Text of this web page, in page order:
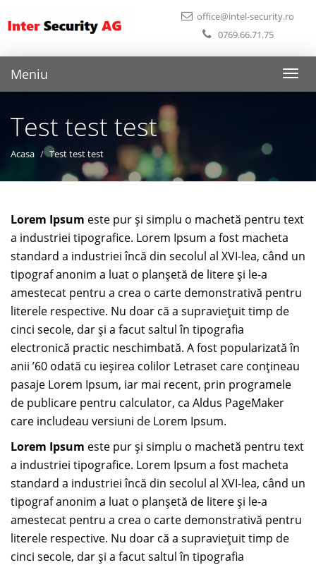
office@intel-security.ro
0769.66.71.75
Toggle
Meniu
Test test test
Acasa Test test test
Lorem Ipsum este pur şi simplu o machetă pentru text
a industriei tipografice. Lorem Ipsum a fost macheta
standard a industriei încă din secolul al XVI-lea, când un
tipograf anonim a luat o planşetă de litere şi le-a
amestecat pentru a crea o carte demonstrativă pentru
literele respective. Nu doar că a supravieţuit timp de
cinci secole, dar şi a facut saltul în tipografia
electronică practic neschimbată. A fost popularizată în
anii ’60 odată cu ieşirea colilor Letraset care conţineau
pasaje Lorem Ipsum, iar mai recent, prin programele
de publicare pentru calculator, ca Aldus PageMaker
care includeau versiuni de Lorem Ipsum.
Lorem Ipsum este pur şi simplu o machetă pentru text
a industriei tipografice. Lorem Ipsum a fost macheta
standard a industriei încă din secolul al XVI-lea, când un
tipograf anonim a luat o planşetă de litere şi le-a
amestecat pentru a crea o carte demonstrativă pentru
literele respective. Nu doar că a supravieţuit timp de
cinci secole, dar şi a facut saltul în tipografia